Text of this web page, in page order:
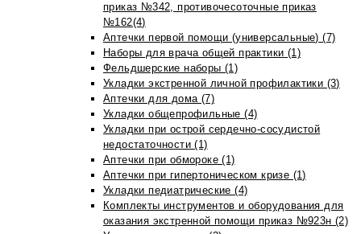
приказ №342, противочесоточные приказ
№162(4)
Аптечки первой помощи (универсальные) (7)
Наборы для врача общей практики (1)
Фельдшерские наборы (1)
Укладки экстренной личной профилактики (3)
Аптечки для дома (7)
Укладки общепрофильные (4)
Укладки при острой сердечно-сосудистой
недостаточности (1)
Аптечки при обмороке (1)
Аптечки при гипертоническом кризе (1)
Укладки педиатрические (4)
Комплекты инструментов и оборудования для
оказания экстренной помощи приказ №923н (2)